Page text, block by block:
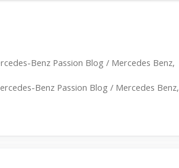
Benz Passion Blog / Mercedes Benz,
Benz Passion Blog / Mercedes Benz,